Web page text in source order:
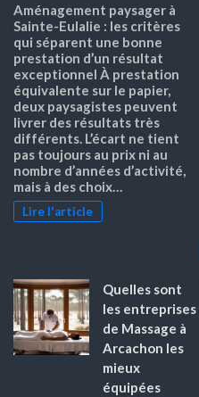
Aménagement paysager à
Sainte-Eulalie : les critères
qui séparent une bonne
prestation d’un résultat
exceptionnel À prestation
équivalente sur le papier,
deux paysagistes peuvent
livrer des résultats très
différents. L’écart ne tient
pas toujours au prix ni au
nombre d’années d’activité,
mais à des choix…
Lire l'article
Quelles sont
les entreprises
de Massage à
Arcachon les
mieux
équipées